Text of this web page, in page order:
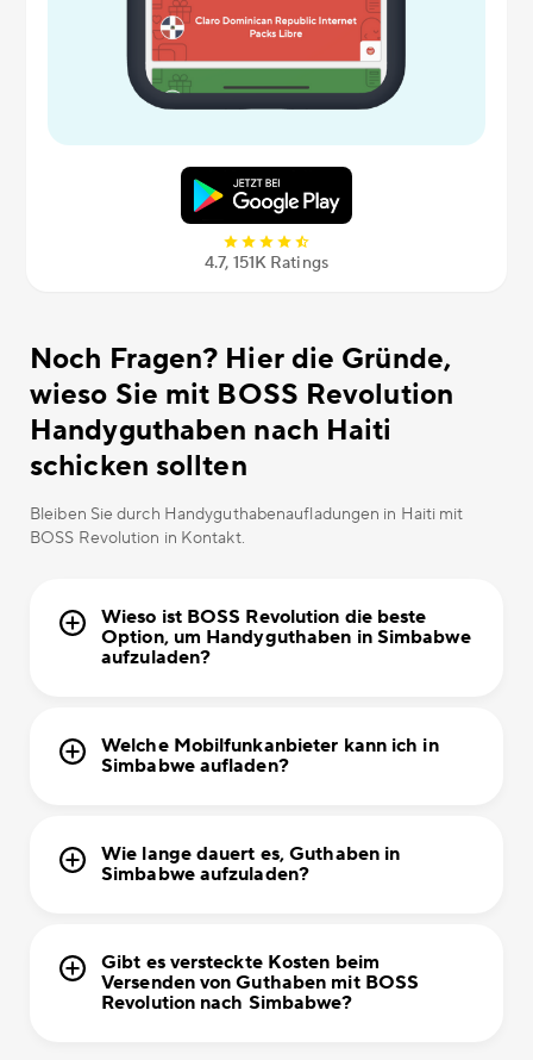
4.7, 151К Ratings
Noch Fragen? Hier die Gründe,
wieso Sie mit BOSS Revolution
Handyguthaben nach Haiti
schicken sollten
Bleiben Sie durch Handyguthabenaufladungen in Haiti mit
BOSS Revolution in Kontakt.
Wieso ist BOSS Revolution die beste
Option, um Handyguthaben in Simbabwe
aufzuladen?
Welche Mobilfunkanbieter kann ich in
Simbabwe aufladen?
Wie lange dauert es, Guthaben in
Simbabwe aufzuladen?
Gibt es versteckte Kosten beim
Versenden von Guthaben mit BOSS
Revolution nach Simbabwe?